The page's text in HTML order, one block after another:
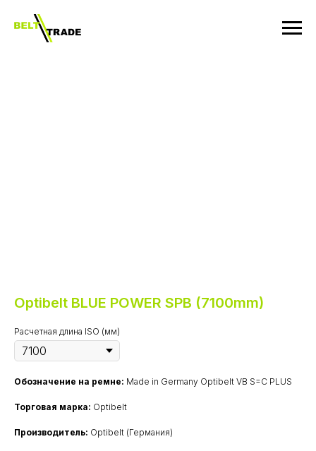
Optibelt BLUE POWER SPB (7100mm)
Расчетная длина ISO (мм)
Обозначение на ремне: Made in Germany Optibelt VB S=C PLUS
Торговая марка: Optibelt
Производитель: Optibelt (Германия)